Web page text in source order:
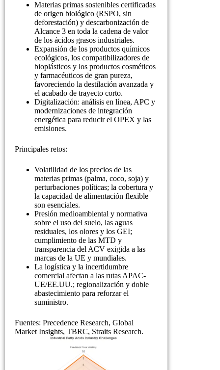
Materias primas sostenibles certificadas
de origen biológico (RSPO, sin
deforestación) y descarbonización de
Alcance 3 en toda la cadena de valor
de los ácidos grasos industriales.
Expansión de los productos químicos
ecológicos, los compatibilizadores de
bioplásticos y los productos cosméticos
y farmacéuticos de gran pureza,
favoreciendo la destilación avanzada y
el acabado de trayecto corto.
Digitalización: análisis en línea, APC y
modernizaciones de integración
energética para reducir el OPEX y las
emisiones.
Principales retos:
Volatilidad de los precios de las
materias primas (palma, coco, soja) y
perturbaciones políticas; la cobertura y
la capacidad de alimentación flexible
son esenciales.
Presión medioambiental y normativa
sobre el uso del suelo, las aguas
residuales, los olores y los GEI;
cumplimiento de las MTD y
transparencia del ACV exigida a las
marcas de la UE y mundiales.
La logística y la incertidumbre
comercial afectan a las rutas APAC-
UE/EE.UU.; regionalización y doble
abastecimiento para reforzar el
suministro.
Fuentes: Precedence Research, Global
Market Insights, TBRC, Straits Research.